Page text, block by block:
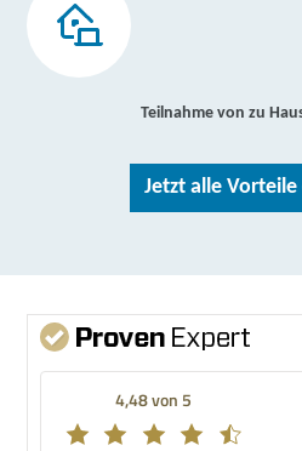
Teilnahme von zu
Jetzt alle
4,48 von 5